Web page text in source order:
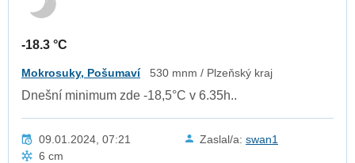
-18.3 °C
Mokrosuky, Pošumaví 530 mnm / Plzeňský kraj
Dnešní minimum zde -18,5°C v 6.35h..
09.01.2024, 07:21 Zaslal/a: swan1
6 cm